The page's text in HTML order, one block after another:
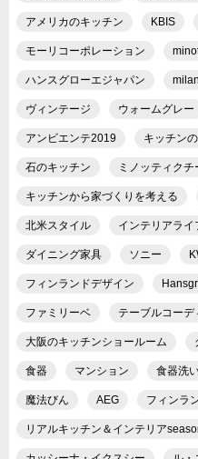
アメリカのキッチン KBIS
モーリコーポレーション
ハンスグローエジャパン
ヴィンテージ ウォームグレー
アンビエンテ2019 キッチン
石のキッチン ミノッティクチ
キッチンから家づくりを考える
北米スタイル インテリアライ
ダイニング家具 ソニー
フィンランドデザイン
ファミリーベ テーブルコーデ
大阪のキッチンショールーム
食器 マンション 食器洗
魔法びん AEG フィンラ
リアルキッチン＆インテリア